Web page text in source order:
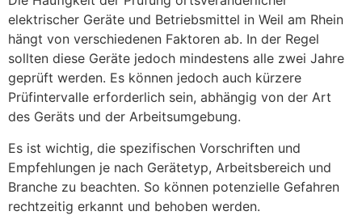
elektrischer Geräte und Betriebsmittel in Weil am Rhein
hängt von verschiedenen Faktoren ab. In der Regel
sollten diese Geräte jedoch mindestens alle zwei Jahre
geprüft werden. Es können jedoch auch kürzere
Prüfintervalle erforderlich sein, abhängig von der Art
des Geräts und der Arbeitsumgebung.
Es ist wichtig, die spezifischen Vorschriften und
Empfehlungen je nach Gerätetyp, Arbeitsbereich und
Branche zu beachten. So können potenzielle Gefahren
rechtzeitig erkannt und behoben werden.